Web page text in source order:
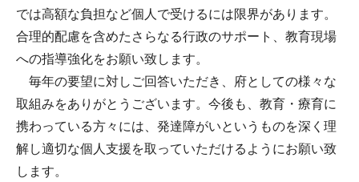
では高額な負担など個人で受けるには限界があります。
合理的配慮を含めたさらなる行政のサポート、教育現場
への指導強化をお願い致します。
毎年の要望に対しご回答いただき、府としての様々な
取組みをありがとうございます。今後も、教育・療育に
携わっている方々には、発達障がいというものを深く理
解し適切な個人支援を取っていただけるようにお願い致
します。